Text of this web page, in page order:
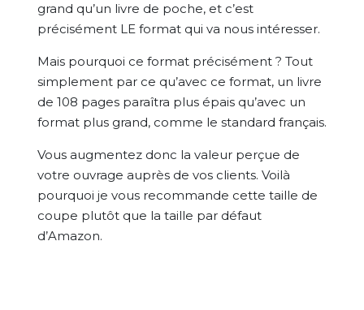
grand qu’un livre de poche, et c’est
précisément LE format qui va nous intéresser.
Mais pourquoi ce format précisément ? Tout
simplement par ce qu’avec ce format, un livre
de 108 pages paraîtra plus épais qu’avec un
format plus grand, comme le standard français.
Vous augmentez donc la valeur perçue de
votre ouvrage auprès de vos clients. Voilà
pourquoi je vous recommande cette taille de
coupe plutôt que la taille par défaut
d’Amazon.